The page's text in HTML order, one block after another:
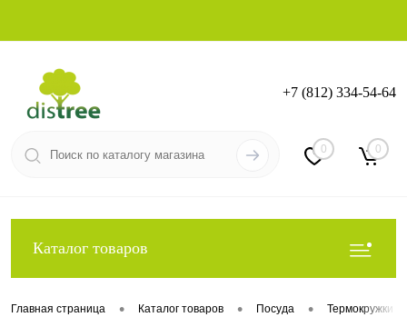
Вход Регистрация
+7 (812) 334-54-64
0 0
Каталог товаров
Главная страница • Каталог товаров • Посуда • Термокружки с